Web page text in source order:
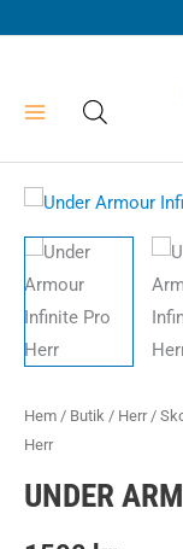
Hem / Butik / Herr/
Herr
UNDER